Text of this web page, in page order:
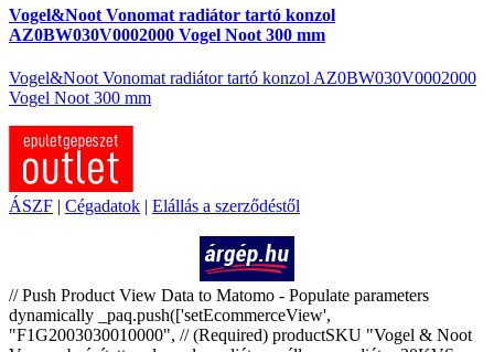
Vogel&Noot Vonomat radiátor tartó konzol
AZ0BW030V0002000 Vogel Noot 300 mm
Vogel&Noot Vonomat radiátor tartó konzol AZ0BW030V0002000
Vogel Noot 300 mm
ÁSZF | Cégadatok | Elállás a szerződéstől
// Push Product View Data to Matomo - Populate parameters
dynamically _paq.push(['setEcommerceView',
"F1G2003030010000", // (Required) productSKU "Vogel & Noot